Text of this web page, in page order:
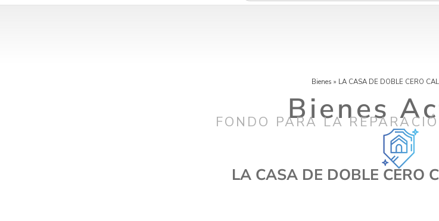
Bienes » LA CASA DE DOBLE CERO
Bienes
FONDO PARA LA
LA CASA DE DOBLE CERO